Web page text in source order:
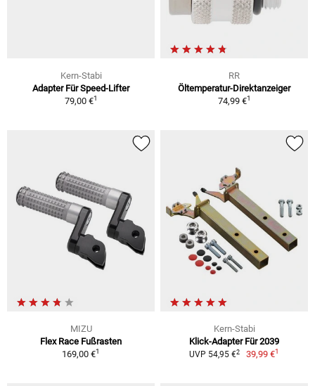
Kern-Stabi
Adapter Für Speed-Lifter
79,00 €1
RR
Öltemperatur-Direktanzeiger
74,99 €1
MIZU
Flex Race Fußrasten
169,00 €1
Kern-Stabi
Klick-Adapter Für 2039
UVP 54,95 €2 39,99 €1